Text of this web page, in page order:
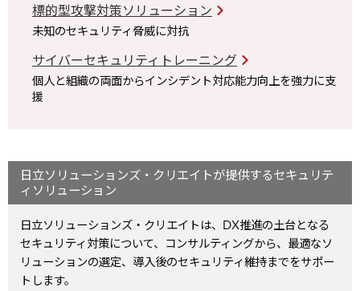
標的型攻撃対策ソリューション
未知のセキュリティ脅威に対抗
サイバーセキュリティトレーニング
個人と組織の両面からインシデント対応能力向上を強力に支
援
日立ソリューションズ・クリエイトが提供するセキュリテ
ィソリューション
日立ソリューションズ・クリエイトは、DX推進の土台となる
セキュリティ対策について、コンサルティングから、最適なソ
リューションの選定、導入後のセキュリティ維持までをサポー
トします。